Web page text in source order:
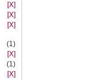
[X]
[X]
[X]
(1)
[X]
(1)
[X]